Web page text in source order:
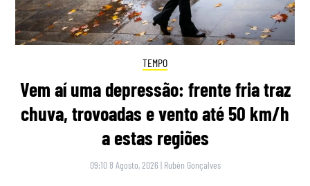
TEMPO
Vem aí uma depressão: frente fria traz
chuva, trovoadas e vento até 50 km/h
a estas regiões
09:10 8 Agosto, 2026 | Rubén Gonçalves